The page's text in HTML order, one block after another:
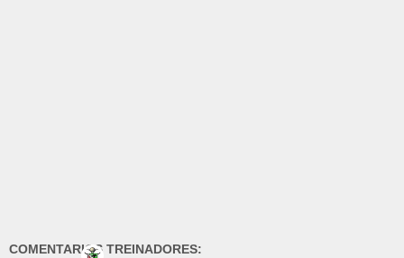
COMENTARIOS TREINADORES: